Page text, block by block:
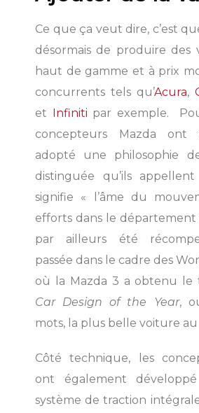
Ce que ça veut dire, c’est
désormais de produire des
haut de gamme et à prix
concurrents tels qu’Acura,
et Infiniti par exemple.
concepteurs Mazda ont
adopté une philosophie
distinguée qu’ils
signifie « l’âme du
efforts dans le
par ailleurs été
passée dans le cadre des
où la Mazda 3 a obtenu le
Car Design of the Year,
mots, la plus belle voiture
Côté technique, les
ont également
système de traction intégrale